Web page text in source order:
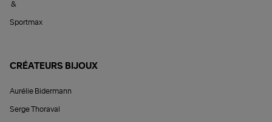
&
Sportmax
CRÉATEURS BIJOUX
Aurélie Bidermann
Serge Thoraval